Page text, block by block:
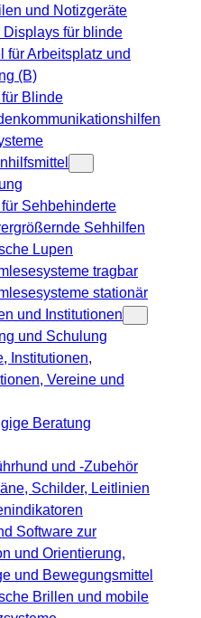
und Notizgeräte
Displays für blinde
für Arbeitsplatz und
(B)
Blinde
Sehbehinderte
Sehhilfen
Lupen
tragbar
stationär
und Institutionen
und Schulung
Institutionen,
Vereine und
Beratung
und -Zubehör
Schilder, Leitlinien
Software zur
und Orientierung,
und Bewegungsmittel
Brillen und mobile